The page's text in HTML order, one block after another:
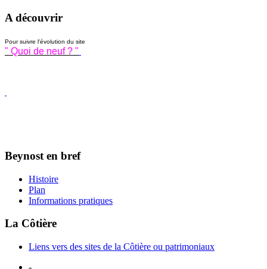
A découvrir
Pour suivre l'évolution du site
" Quoi de neuf ? "
Beynost en bref
Histoire
Plan
Informations pratiques
La Côtière
Liens vers des sites de la Côtière ou patrimoniaux
-